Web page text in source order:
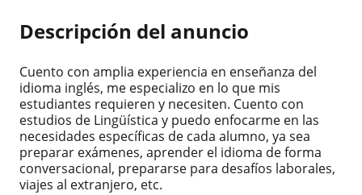
Descripción del anuncio
Cuento con amplia experiencia en enseñanza del
idioma inglés, me especializo en lo que mis
estudiantes requieren y necesiten. Cuento con
estudios de Lingüística y puedo enfocarme en las
necesidades específicas de cada alumno, ya sea
preparar exámenes, aprender el idioma de forma
conversacional, prepararse para desafíos laborales,
viajes al extranjero, etc.